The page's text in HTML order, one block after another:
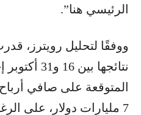
الرئيسي هنا”.
ووفقًا لتحليل رويترز،
نتائجها بين
المتوقعة على صافي
7 مليارات دولار، على